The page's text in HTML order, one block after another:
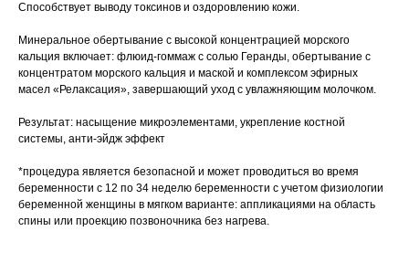
Способствует выводу токсинов и оздоровлению кожи.
Минеральное обертывание с высокой концентрацией морского
кальция включает: флюид-гоммаж с солью Геранды, обертывание с
концентратом морского кальция и маской и комплексом эфирных
масел «Релаксация», завершающий уход с увлажняющим молочком.
Результат: насыщение микроэлементами, укрепление костной
системы, анти-эйдж эффект
*процедура является безопасной и может проводиться во время
беременности с 12 по 34 неделю беременности с учетом физиологии
беременной женщины в мягком варианте: аппликациями на область
спины или проекцию позвоночника без нагрева.